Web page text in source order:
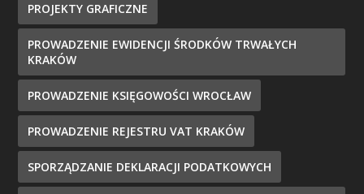
PROJEKTY GRAFICZNE
PROWADZENIE EWIDENCJI ŚRODKÓW TRWAŁYCH
KRAKÓW
PROWADZENIE KSIĘGOWOŚCI WROCŁAW
PROWADZENIE REJESTRU VAT KRAKÓW
SPORZĄDZANIE DEKLARACJI PODATKOWYCH